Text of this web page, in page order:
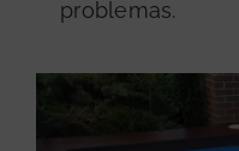
problemas.